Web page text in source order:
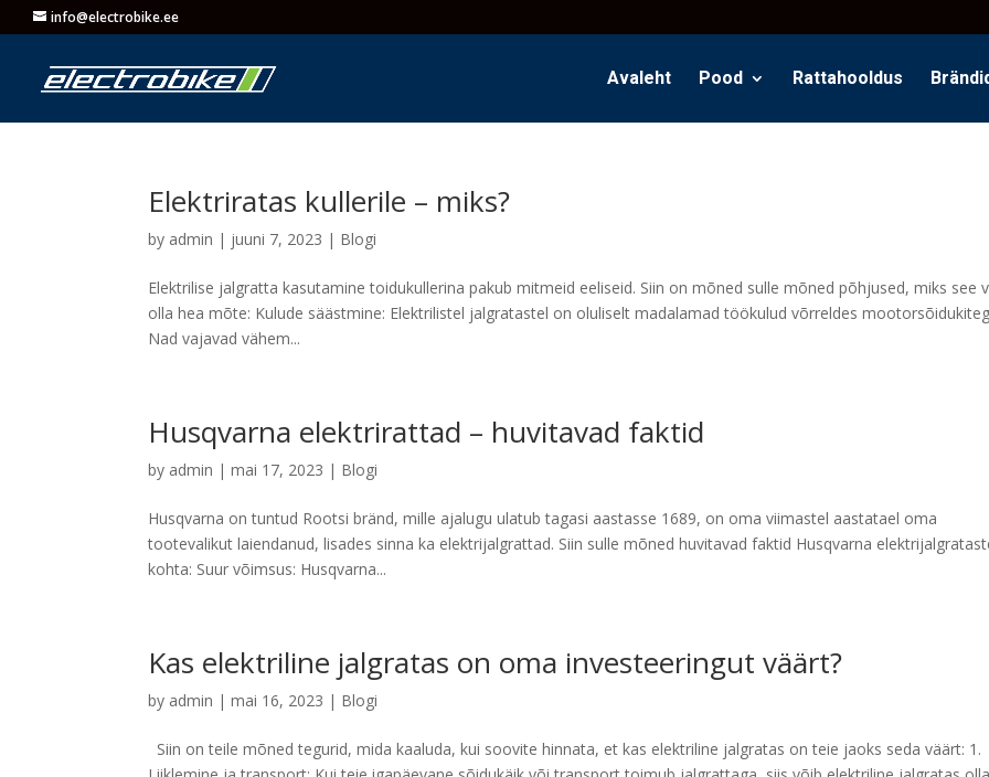
info@electrobike.ee
Avaleht Pood Rattahooldus
Elektriratas kullerile – miks?
by admin | juuni 7, 2023 | Blogi
Elektrilise jalgratta kasutamine toidukullerina pakub mitmeid eeliseid. Siin on mõned sulle mõned põhjused, miks see
olla hea mõte: Kulude säästmine: Elektrilistel jalgratastel on oluliselt madalamad töökulud võrreldes
Nad vajavad vähem...
Husqvarna elektrirattad – huvitavad faktid
by admin |mai 17, 2023 | Blogi
Husqvarna on tuntud Rootsi bränd, mille ajalugu ulatub tagasi aastasse 1689, on oma viimastel aastatael oma
tootevalikut laiendanud, lisades sinna ka elektrijalgrattad. Siin sulle mõned huvitavad faktid Husqvarna
kohta: Suur võimsus: Husqvarna...
Kas elektriline jalgratas on oma investeeringut väärt?
by admin |mai 16, 2023 | Blogi
Siin on teile mõned tegurid, mida kaaluda, kui soovite hinnata, et kas elektriline jalgratas on teie jaoks seda väärt: 1.